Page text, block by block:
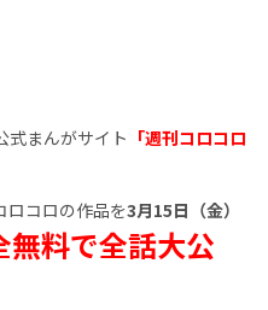
まんがサイト 「週刊コロコロ
ロコロの作品を3月15日（金）
無料で全話大公